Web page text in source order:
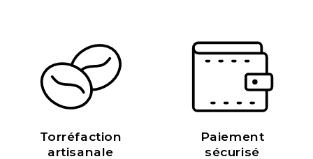
grâce notamment au fameux petit carré de chocolat, véritable
incontournable avec le café ! Aujourd’hui, Monbana propose
toute une gamme de produits toujours plus créatifs et avant-
gardistes : crousti-neiges, amandes enrobées, poudres
aromatisées, boissons frappées, milk-shakes prêts à l’emploi,
chocolats pétillants...
Torréfaction
artisanale
Paiement
sécurisé